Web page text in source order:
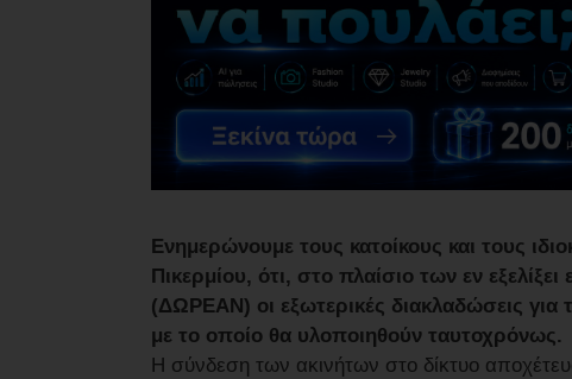
Ενημερώνουμε τους κατοίκους και τους
Πικερμίου, ότι, στο πλαίσιο των εν
(ΔΩΡΕΑΝ) οι εξωτερικές διακλαδώσεις
με το οποίο θα υλοποιηθούν ταυτοχρόνως.
Η σύνδεση των ακινήτων στο δίκτυο